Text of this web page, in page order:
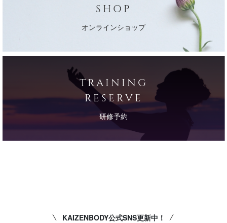
SHOP
オンラインショップ
TRAINING
RESERVE
研修予約
KAIZENBODY公式SNS更新中！